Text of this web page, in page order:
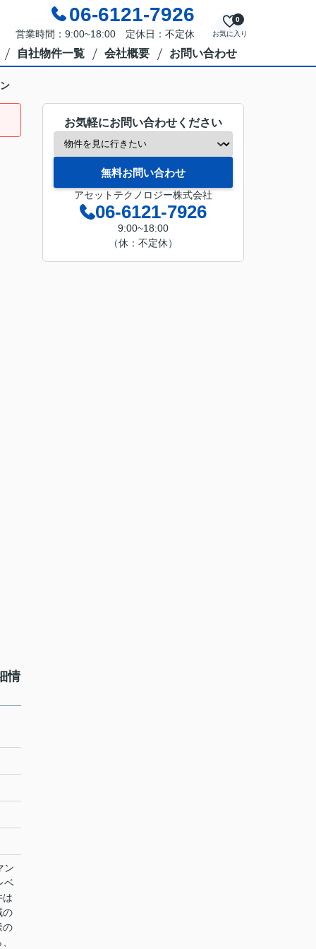
06-6121-7926
営業時間：9:00~18:00 定休日：不定休 お気に入り
0
自社物件一覧 会社概要 お問い合わせ
情
ン
ベ
は
の
の
お気軽にお問い合わせください
無料お問い合わせ
アセットテクノロジー株式会社
06-6121-7926
9:00~18:00
（休：不定休）